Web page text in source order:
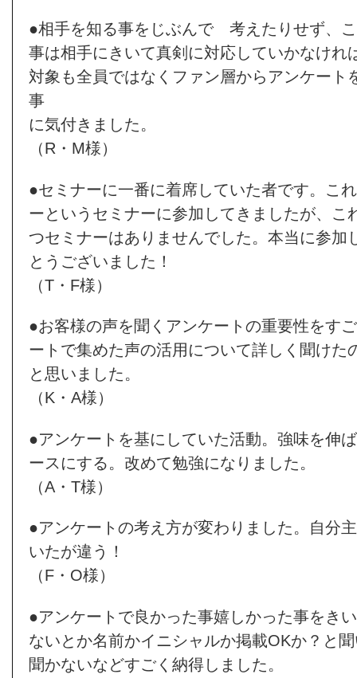
●相手を知る事をじぶんで 考えたりせず、
事は相手にきいて真剣に対応していかなけれ
対象も全員ではなくファン層からアンケート
事
に気付きました。
（R・M様）
●セミナーに一番に着席していた者です。こ
ーというセミナーに参加してきましたが、こ
つセミナーはありませんでした。本当に参加
とうございました！
（T・F様）
●お客様の声を聞くアンケートの重要性をす
ートで集めた声の活用について詳しく聞けた
と思いました。
（K・A様）
●アンケートを基にしていた活動。強味を伸
ースにする。改めて勉強になりました。
（A・T様）
●アンケートの考え方が変わりました。自分
いたが違う！
（F・O様）
●アンケートで良かった事嬉しかった事をき
ないとか名前かイニシャルか掲載OKか？と
聞かないなどすごく納得しました。